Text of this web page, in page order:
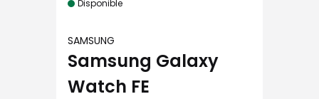
Disponible
SAMSUNG
Samsung Galaxy
Watch FE